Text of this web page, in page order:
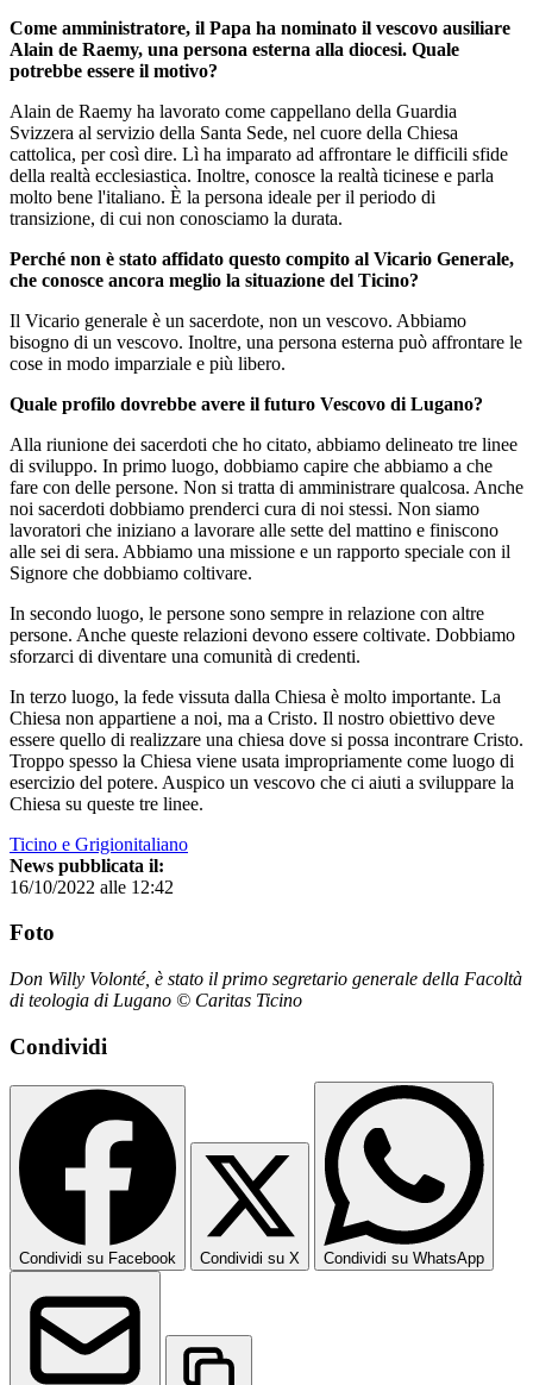
Come amministratore, il Papa ha nominato il vescovo ausiliare
Alain de Raemy, una persona esterna alla diocesi. Quale
potrebbe essere il motivo?
Alain de Raemy ha lavorato come cappellano della Guardia
Svizzera al servizio della Santa Sede, nel cuore della Chiesa
cattolica, per così dire. Lì ha imparato ad affrontare le difficili sfide
della realtà ecclesiastica. Inoltre, conosce la realtà ticinese e parla
molto bene l'italiano. È la persona ideale per il periodo di
transizione, di cui non conosciamo la durata.
Perché non è stato affidato questo compito al Vicario Generale,
che conosce ancora meglio la situazione del Ticino?
Il Vicario generale è un sacerdote, non un vescovo. Abbiamo
bisogno di un vescovo. Inoltre, una persona esterna può affrontare le
cose in modo imparziale e più libero.
Quale profilo dovrebbe avere il futuro Vescovo di Lugano?
Alla riunione dei sacerdoti che ho citato, abbiamo delineato tre linee
di sviluppo. In primo luogo, dobbiamo capire che abbiamo a che
fare con delle persone. Non si tratta di amministrare qualcosa. Anche
noi sacerdoti dobbiamo prenderci cura di noi stessi. Non siamo
lavoratori che iniziano a lavorare alle sette del mattino e finiscono
alle sei di sera. Abbiamo una missione e un rapporto speciale con il
Signore che dobbiamo coltivare.
In secondo luogo, le persone sono sempre in relazione con altre
persone. Anche queste relazioni devono essere coltivate. Dobbiamo
sforzarci di diventare una comunità di credenti.
In terzo luogo, la fede vissuta dalla Chiesa è molto importante. La
Chiesa non appartiene a noi, ma a Cristo. Il nostro obiettivo deve
essere quello di realizzare una chiesa dove si possa incontrare Cristo.
Troppo spesso la Chiesa viene usata impropriamente come luogo di
esercizio del potere. Auspico un vescovo che ci aiuti a sviluppare la
Chiesa su queste tre linee.
Ticino e Grigionitaliano
News pubblicata il:
16/10/2022 alle 12:42
Foto
Don Willy Volonté, è stato il primo segretario generale della Facoltà
di teologia di Lugano © Caritas Ticino
Condividi
Condividi su Facebook Condividi su X Condividi su WhatsApp